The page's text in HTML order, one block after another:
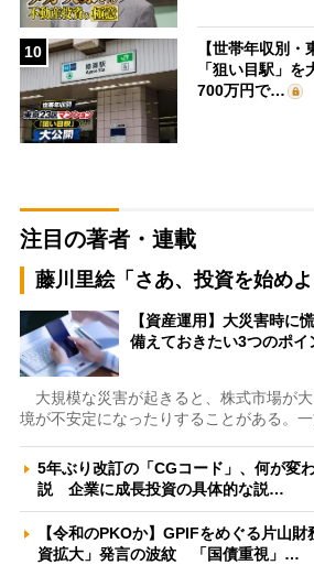
10
【世帯年収別
「狙い目駅」を
700万円で…
注目の著者・連載
藤川里絵「さあ、投資を始めよ
【資産運用】大災害時に
備えておきたい3つのポ
大規模な災害が起きると、株式市場が
境が不安定になったりすることがある。
5年ぶり改訂の「CGコード」、何が変
説 企業に成長投資の具体的な説…
【令和のPKOか】GPIFをめぐる片山
資拡大」発言の波紋 「国債重視」…